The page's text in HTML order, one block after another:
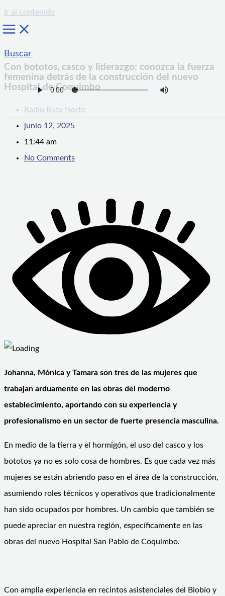
Ir al contenido
Buscar
Con bototos, casco y liderazgo: conozca la fuerza
femenina detrás de la construcción del nuevo
Hospital de Coquimbo
Radio Ruta Norte
junio 12, 2025
11:44 am
No Comments
Johanna, Mónica y Tamara son tres de las mujeres que
trabajan arduamente en las obras del moderno
establecimiento, aportando con su experiencia y
profesionalismo en un sector de fuerte presencia masculina.
En medio de la tierra y el hormigón, el uso del casco y los
bototos ya no es solo cosa de hombres. Es que cada vez más
mujeres se están abriendo paso en el área de la construcción,
asumiendo roles técnicos y operativos que tradicionalmente
han sido ocupados por hombres. Un cambio que también se
puede apreciar en nuestra región, específicamente en las
obras del nuevo Hospital San Pablo de Coquimbo.
Con amplia experiencia en recintos asistenciales del Biobío y